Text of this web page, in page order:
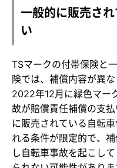
一般的に販売さ
い
TSマークの付帯保険と
険では、補償内容が異
2022年12月に緑色マー
故が賠償責任補償の支
に販売されている自転
れる条件が限定的で、
し自転車事故を起こし